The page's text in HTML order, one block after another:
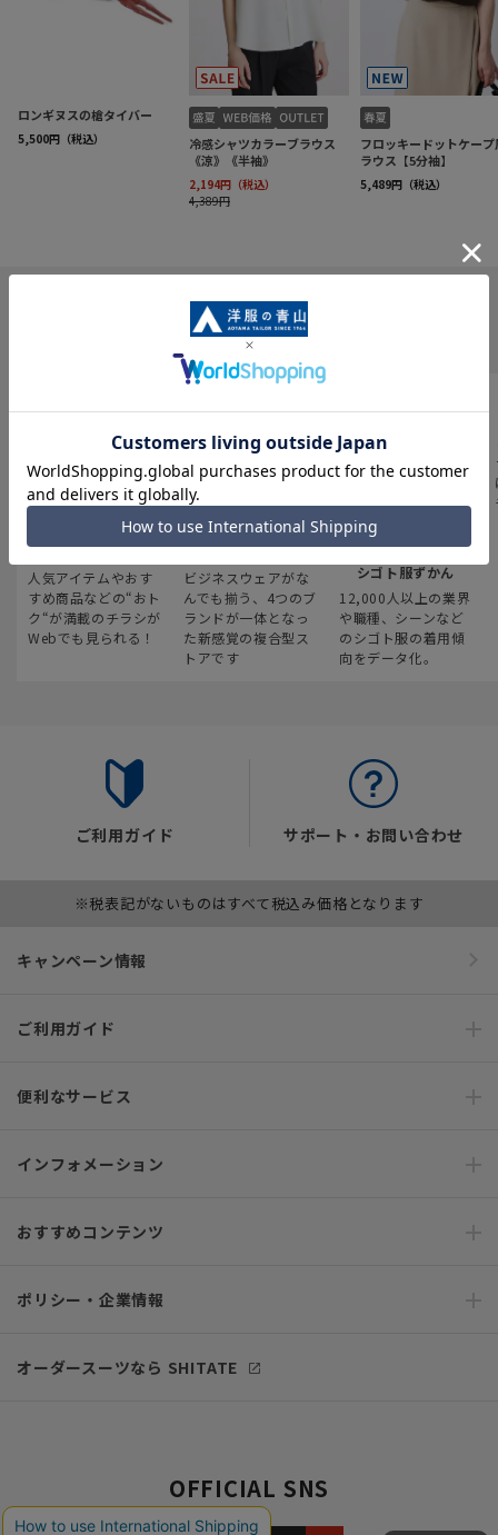
INFORMATION
最新のお買い得情報
人気アイテムやおす
すめ商品などの“おト
ク“が満載のチラシが
Webでも見られる！
スーツスクエア
ビジネスウェアがな
んでも揃う、4つのブ
ランドが一体となっ
た新感覚の複合型ス
トアです
みんなの
シゴト服ずかん
12,000人以上の業界
や職種、シーンなど
のシゴト服の着用傾
向をデータ化。
ご利用ガイド サポート・お問い合わせ
※税表記がないものはすべて税込み価格となります
キャンペーン情報
ご利用ガイド
便利なサービス
インフォメーション
おすすめコンテンツ
ポリシー・企業情報
オーダースーツなら SHITATE
OFFICIAL SNS